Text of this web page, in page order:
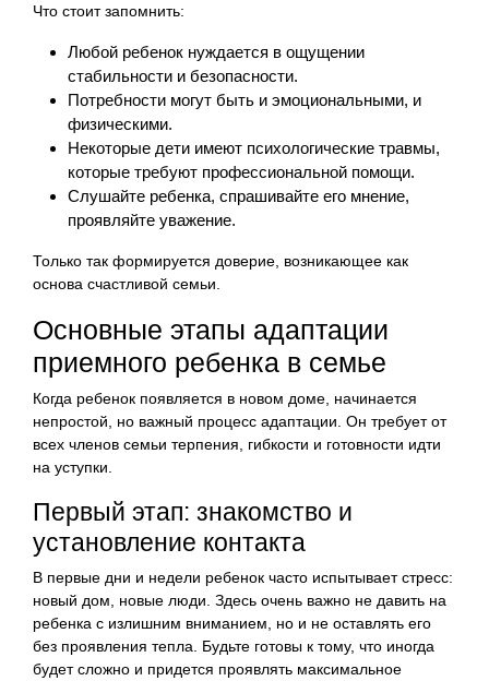
Что стоит запомнить:
Любой ребенок нуждается в ощущении
стабильности и безопасности.
Потребности могут быть и эмоциональными, и
физическими.
Некоторые дети имеют психологические травмы,
которые требуют профессиональной помощи.
Слушайте ребенка, спрашивайте его мнение,
проявляйте уважение.
Только так формируется доверие, возникающее как
основа счастливой семьи.
Основные этапы адаптации
приемного ребенка в семье
Когда ребенок появляется в новом доме, начинается
непростой, но важный процесс адаптации. Он требует от
всех членов семьи терпения, гибкости и готовности идти
на уступки.
Первый этап: знакомство и
установление контакта
В первые дни и недели ребенок часто испытывает стресс:
новый дом, новые люди. Здесь очень важно не давить на
ребенка с излишним вниманием, но и не оставлять его
без проявления тепла. Будьте готовы к тому, что иногда
будет сложно и придется проявлять максимальное